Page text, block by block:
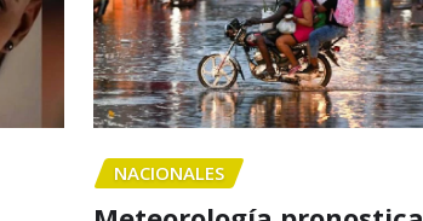
NACIONALES